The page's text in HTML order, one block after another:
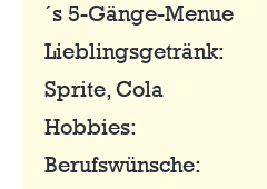
´s 5-Gänge-Menue
Lieblingsgetränk:
Sprite, Cola
Hobbies:
Berufswünsche: